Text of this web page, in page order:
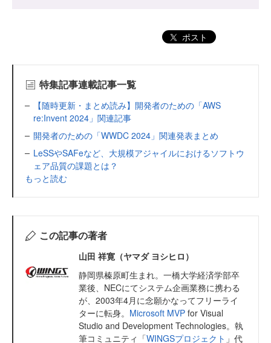
ポスト
特集記事連載記事一覧
【随時更新・まとめ読み】開発者のための「AWS
re:Invent 2024」関連記事
開発者のための「WWDC 2024」関連発表まとめ
LeSSやSAFeなど、大規模アジャイルにおけるソフトウ
ェア品質の課題とは？
もっと読む
この記事の著者
山田 祥寛（ヤマダ ヨシヒロ）
静岡県榛原町生まれ。一橋大学経済学部卒
業後、NECにてシステム企画業務に携わる
が、2003年4月に念願かなってフリーライ
ターに転身。 Microsoft MVP for Visual
Studio and Development Technologies。執
筆コミュニティ「WINGSプロジェクト 」代